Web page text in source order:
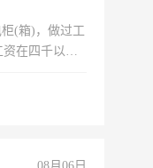
(箱)，做过工
资在四千以